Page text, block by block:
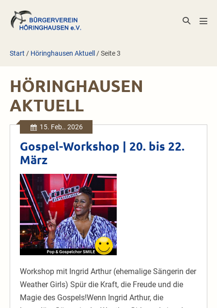
Inhalt
springen
Suche-
Start / Höringhausen Aktuell /Seite 3
HÖRINGHAUSEN
AKTUELL
15. Feb.. 2026
Gospel-Workshop | 20. bis 22.
März
Gospel-
Workshop
|
20.
bis
22.
Workshop mit Ingrid Arthur (ehemalige Sängerin der
Weather Girls) Spür die Kraft, die Freude und die
Magie des Gospels!Wenn Ingrid Arthur, die